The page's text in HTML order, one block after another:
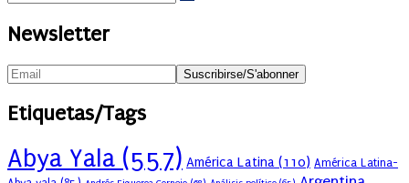
Newsletter
Etiquetas/Tags
Abya Yala (557) América Latina (110) América Latina-